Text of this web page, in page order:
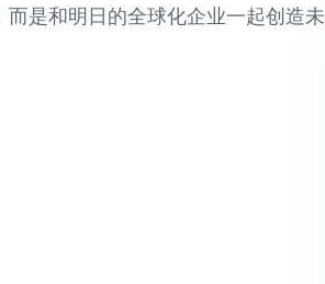
是和明日的全球化企业一起创造未